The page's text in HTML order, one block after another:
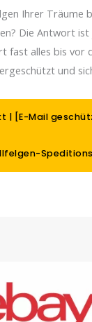
Ihrer Träume
Die Antwort ist
fast alles bis vor
und
| [E-Mail